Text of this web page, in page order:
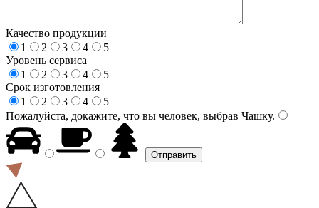
Качество продукции
1
2 3 4
5
Уровень сервиса
1
2 3 4
5
Срок изготовления
1
2 3 4
5
Пожалуйста, докажите, что вы человек, выбрав Чашку.